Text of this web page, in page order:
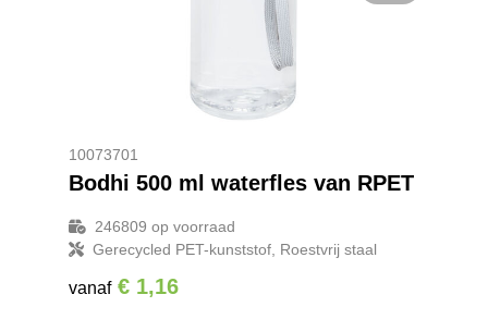
10073701
Bodhi 500 ml waterfles van RPET
246809 op voorraad
Gerecycled PET-kunststof, Roestvrij staal
vanaf € 1,16